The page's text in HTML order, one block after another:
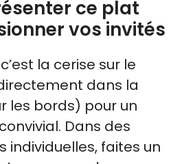
ce plat
vos invités
la cerise sur le
dans la
les bords) pour un
Dans des
individuelles, faites un